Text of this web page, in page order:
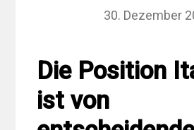
30. Dezember
Die Position
ist von